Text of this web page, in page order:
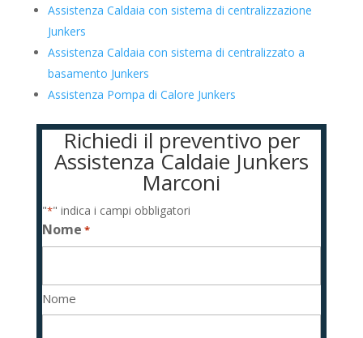
Assistenza Caldaia con sistema di centralizzazione
Junkers
Assistenza Caldaia con sistema di centralizzato a
basamento Junkers
Assistenza Pompa di Calore Junkers
Richiedi il preventivo per
Assistenza Caldaie Junkers
Marconi
"*" indica i campi obbligatori
Nome *
Nome